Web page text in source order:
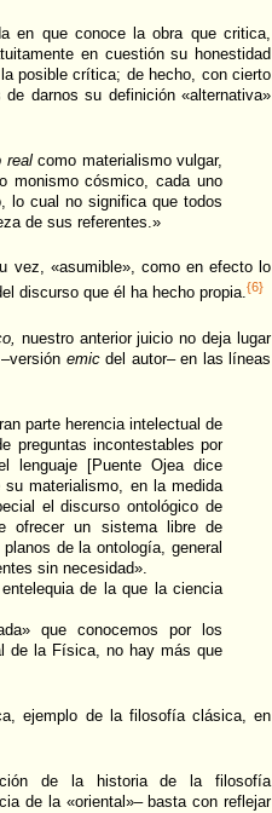
en que conoce la obra que critica,
en cuestión su honestidad
posible crítica; de hecho, con cierto
darnos su definición «alternativa»
realcomo materialismo vulgar,
monismo cósmico, cada uno
lo cual no significa que todos
de sus referentes.»
vez, «asumible», como en efecto lo
discurso que él ha hecho propia.{6}
nuestro anterior juicio no deja lugar
emicdel autor– en las líneas
parte herencia intelectual de
preguntas incontestables por
lenguaje [Puente Ojea dice
materialismo, en la medida
el discurso ontológico de
ofrecer un sistema libre de
de la ontología, general
sin necesidad».
de la que la ciencia
que conocemos por los
de la Física, no hay más que
ejemplo de la filosofía clásica, en
de la historia de la filosofía
de la «oriental»– basta con reflejar